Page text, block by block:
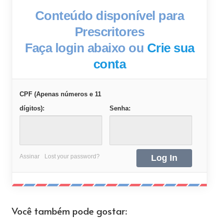
Conteúdo disponível para
Prescritores
Faça login abaixo ou Crie sua
conta
CPF (Apenas números e 11
dígitos):
Senha:
Assinar Lost your password?
Você também pode gostar: